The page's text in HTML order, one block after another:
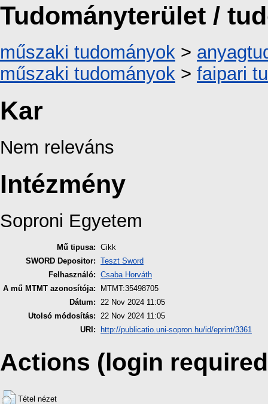
Tudományterület /
műszaki tudományok >
műszaki tudományok > faipari
Kar
Nem releváns
Intézmény
Soproni Egyetem
Mű tipusa: Cikk
SWORD Depositor: Teszt Sword
Felhasználó: Csaba Horváth
A mű MTMT azonosítója:
MTMT:35498705
Dátum: 22 Nov 2024 11:05
Utolsó módosítás: 22 Nov 2024 11:05
URI:
http://publicatio.uni-sopron.hu/id/eprint/3361
Actions (login
Tétel nézet